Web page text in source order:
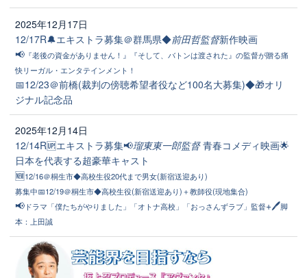
2025年12月17日
12/17R🔔エキストラ募集＠群馬県◆前田哲監督新作映画
📢 『老後の資金がありません！』『そして、バトンは渡された』の監督が贈る痛
快リーガル・エンタテインメント！
📅12/23＠前橋(裁判の傍聴希望者役など100名大募集)◆🎁オリ
ジナル記念品
2025年12月14日
12/14R🆙エキストラ募集📢瑠東東一郎監督青春コメディ映画🌟
日本を代表する超豪華キャスト
🆕12/16＠桐生市◆高校生役20代まで男女(新宿送迎あり)
募集中📅12/19＠桐生市◆高校生役(新宿送迎あり)＋教師役(現地集合)
📢 ドラマ「僕たちがやりました」「オトナ高校」「おっさんずラブ」監督+🖊脚
本：上田誠